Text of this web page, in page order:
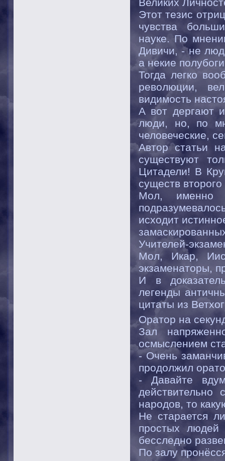
Великих
Этот тезис
чувства
науке. По
Дивичи, - не
а некие
Тогда легко
революции,
видимость
А вот дергают
люди, но, по
человеческие,
Автор статьи
существуют
Цитадели! В
существ
Мол, именно
исходит
Учителей-
Мол, Икар,
экзаменаторы,
И в
легенды
цитаты из
Оратор на
Зал
осмыслением
- Очень
продолжил
- Давайте
действительно
народов, то
Не старается
простых людей
бесследно
По залу